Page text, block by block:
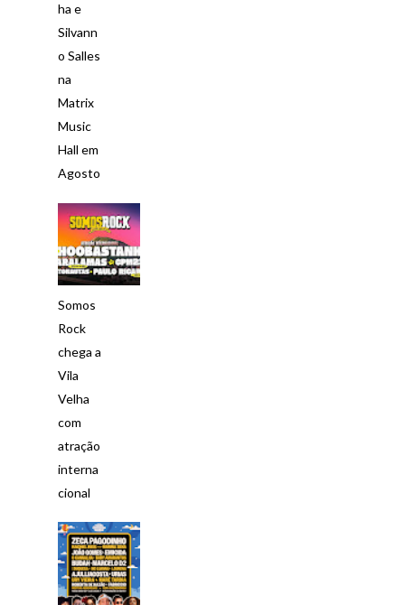
ha e
Silvann
o Salles
na
Matrix
Music
Hall em
Agosto
Somos
Rock
chega a
Vila
Velha
com
atração
interna
cional